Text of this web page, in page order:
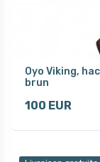
Oyo Viking,
brun
100 EUR